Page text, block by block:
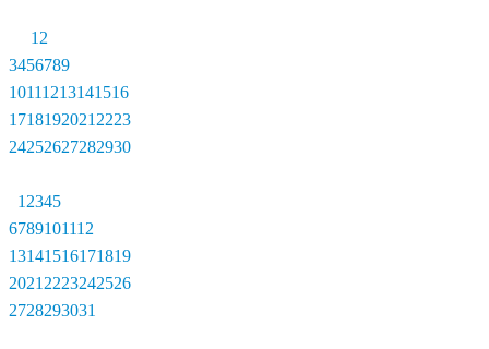
1 2
3456789
10111213141516
1718192021 2223
24252627282930
1 2345
6789101112
13141516171819
2021 2223242526
2728293031